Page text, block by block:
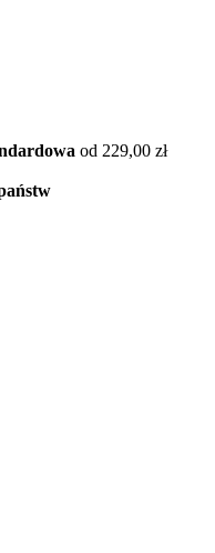
od 229,00 zł